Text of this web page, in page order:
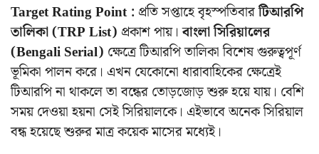
Target Rating Point : প্রতি সপ্তাহে বৃহস্পতিবারটিআরপি
তালিকা (TRP List) প্রকাশ পায়।বাংলা সিরিয়ালের
(Bengali Serial) ক্ষেত্রে টিআরপি তালিকা বিশেষ গুরুত্বপূর্ণ
ভূমিকা পালন করে। এখন যেকোনো ধারাবাহিকের ক্ষেত্রেই
টিআরপি না থাকলে তা বন্ধের তোড়জোড় শুরু হয়ে যায়। বেশি
সময় দেওয়া হয়না সেই সিরিয়ালকে। এইভাবে অনেক সিরিয়াল
বন্ধ হয়েছে শুরুর মাত্র কয়েক মাসের মধ্যেই।